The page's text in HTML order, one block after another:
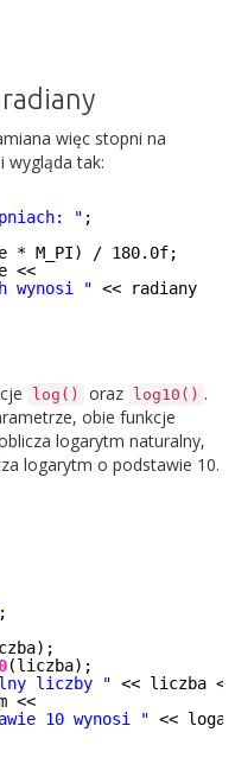
więc stopni na
wygląda tak:
" ;
* M_PI) / 180.0f;
<<
wynosi " << radiany
log() oraz log10() .
obie funkcje
logarytm naturalny,
logarytm o podstawie 10.
;
(liczba);
liczby " << liczba <<
<<
10 wynosi " <<